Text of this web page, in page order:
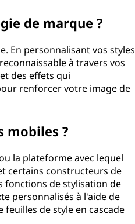
de marque ?
En personnalisant vos styles
à travers vos
des effets qui
renforcer votre image de
mobiles ?
la plateforme avec lequel
certains constructeurs de
fonctions de stylisation de
personnalisés à l'aide de
de style en cascade